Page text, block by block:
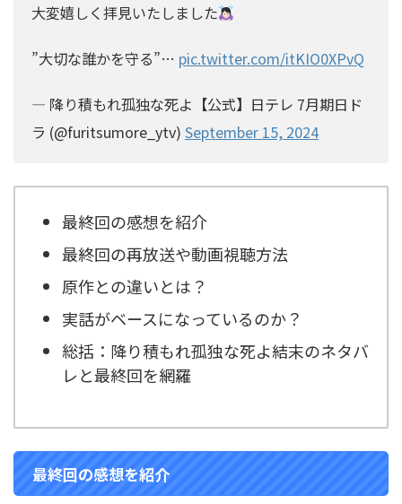
大変嬉しく拝見いたしました
”大切な誰かを守る”… pic.twitter.com/itKIO0XPvQ
— 降り積もれ孤独な死よ【公式】日テレ 7月期日ド
ラ (@furitsumore_ytv) September 15, 2024
最終回の感想を紹介
最終回の再放送や動画視聴方法
原作との違いとは？
実話がベースになっているのか？
総括：降り積もれ孤独な死よ結末のネタバ
レと最終回を網羅
最終回の感想を紹介